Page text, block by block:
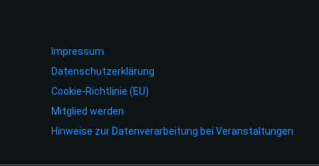
Impressum
Datenschutzerklärung
Cookie-Richtlinie (EU)
Mitglied werden
Hinweise zur Datenverarbeitung bei Veranstaltungen